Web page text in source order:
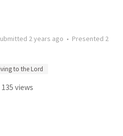
2 years ago • Presented 2
to the Lord
135 views